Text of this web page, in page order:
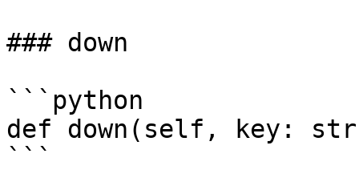
### down
```python
def down(self, key:
```